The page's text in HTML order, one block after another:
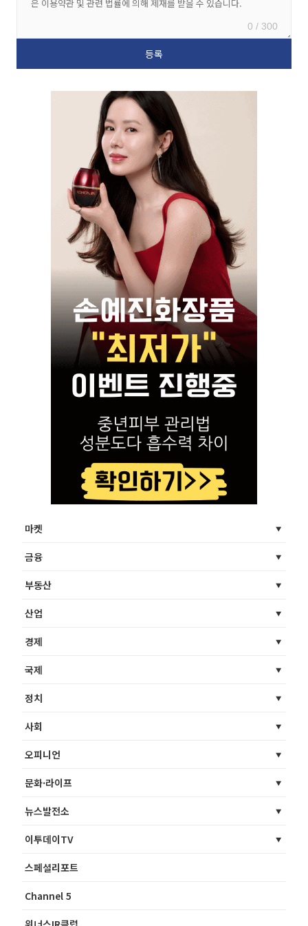
0 / 300
마켓
금융
부동산
산업
경제
국제
정치
사회
오피니언
문화·라이프
뉴스발전소
이투데이TV
스페셜리포트
Channel 5